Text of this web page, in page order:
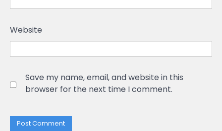
Website
Save my name, email, and website in this
browser for the next time I comment.